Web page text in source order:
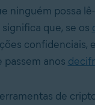
ninguém possa
que, se os
confidenciais,
passem anos
de